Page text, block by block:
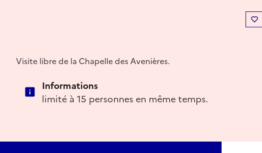
Visite libre de la Chapelle des Avenières.
Informations
limité à 15 personnes en même temps.